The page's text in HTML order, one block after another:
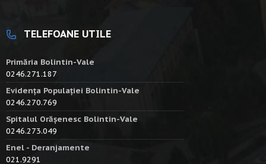
TELEFOANE UTILE
Primăria Bolintin-Vale
0246.271.187
Evidența Populației Bolintin-Vale
0246.270.769
Spitalul Orășenesc Bolintin-Vale
0246.273.049
Enel - Deranjamente
021.9291